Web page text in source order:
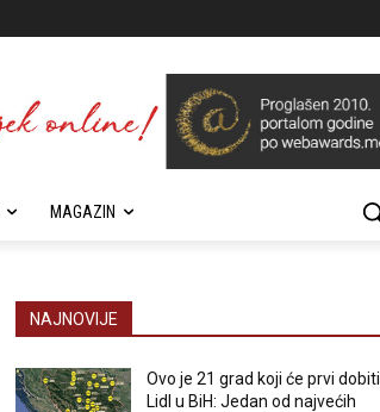
MAGAZIN
NAJNOVIJE
Ovo je 21 grad koji će prvi dobiti
Lidl u BiH: Jedan od najvećih